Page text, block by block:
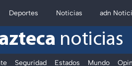
Deportes Noticias adn
noticias
Seguridad Estados Mundo